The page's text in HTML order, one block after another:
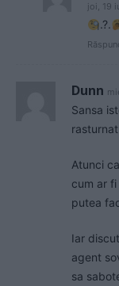
joi, 19
.?.
Dunn
Sansa
Atunci
cum ar
putea
Iar
agent
sa